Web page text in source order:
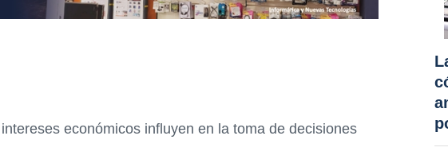
económicos influyen en la toma de decisiones